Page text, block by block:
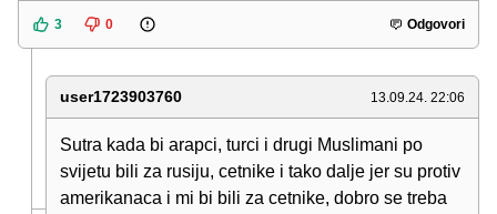
3 0 Odgovori
user1723903760 13.09.24. 22:06
Sutra kada bi arapci, turci i drugi Muslimani po
svijetu bili za rusiju, cetnike i tako dalje jer su protiv
amerikanaca i mi bi bili za cetnike, dobro se treba